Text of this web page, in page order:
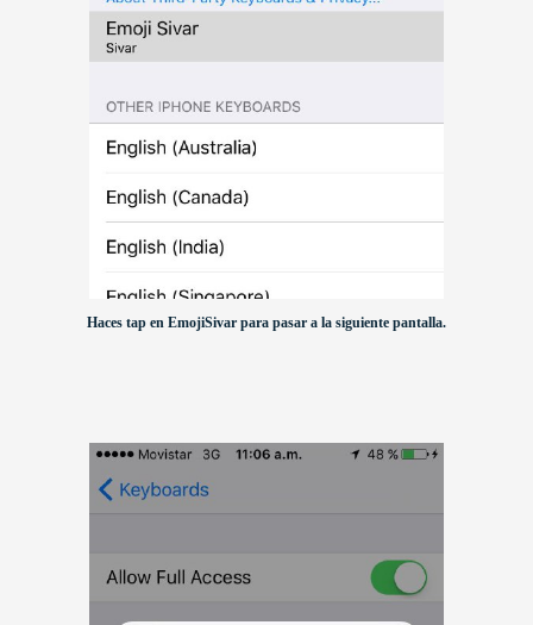
Haces tap en EmojiSivar para pasar a la siguiente pantalla.